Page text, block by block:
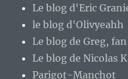
Le blog d'Eric
le blog d'Olivyeahh
Le blog de Greg,
Le blog de Nicolas
Parigot-Manchot